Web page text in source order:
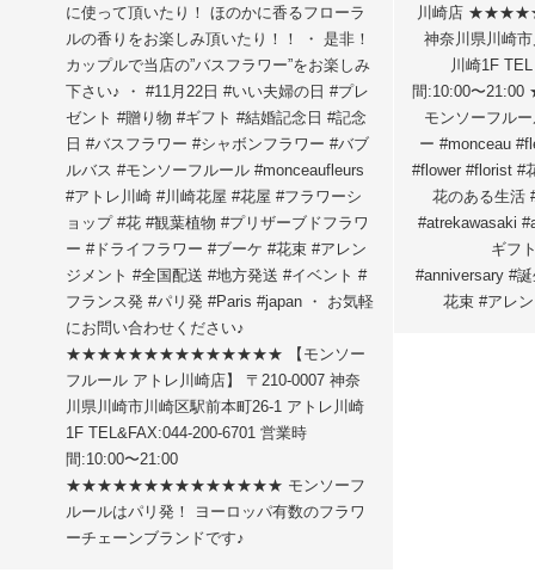
に使って頂いたり！ ほのかに香るフローラ
ルの香りをお楽しみ頂いたり！！ ・ 是非！
カップルで当店の”バスフラワー”をお楽しみ
下さい♪ ・ #11月22日 #いい夫婦の日 #プレ
ゼント #贈り物 #ギフト #結婚記念日 #記念
日 #バスフラワー #シャボンフラワー #バブ
ルバス #モンソーフルール #monceaufleurs
#アトレ川崎 #川崎花屋 #花屋 #フラワーシ
ョップ #花 #観葉植物 #プリザーブドフラワ
ー #ドライフラワー #ブーケ #花束 #アレン
ジメント #全国配送 #地方発送 #イベント #
フランス発 #パリ発 #Paris #japan ・ お気軽
にお問い合わせください♪
★★★★★★★★★★★★★★ 【モンソー
フルール アトレ川崎店】 〒210-0007 神奈
川県川崎市川崎区駅前本町26-1 アトレ川崎
1F TEL&FAX:044-200-6701 営業時
間:10:00〜21:00
★★★★★★★★★★★★★★ モンソーフ
ルールはパリ発！ ヨーロッパ有数のフラワ
ーチェーンブランドです♪
川崎店
神奈川県川崎
川崎1F
間:10:00〜
モンソーフル
ー #monceau
#flower #florist #
花のある生活
#atrekawasaki
ギフ
#anniversary #
花束 #アレ